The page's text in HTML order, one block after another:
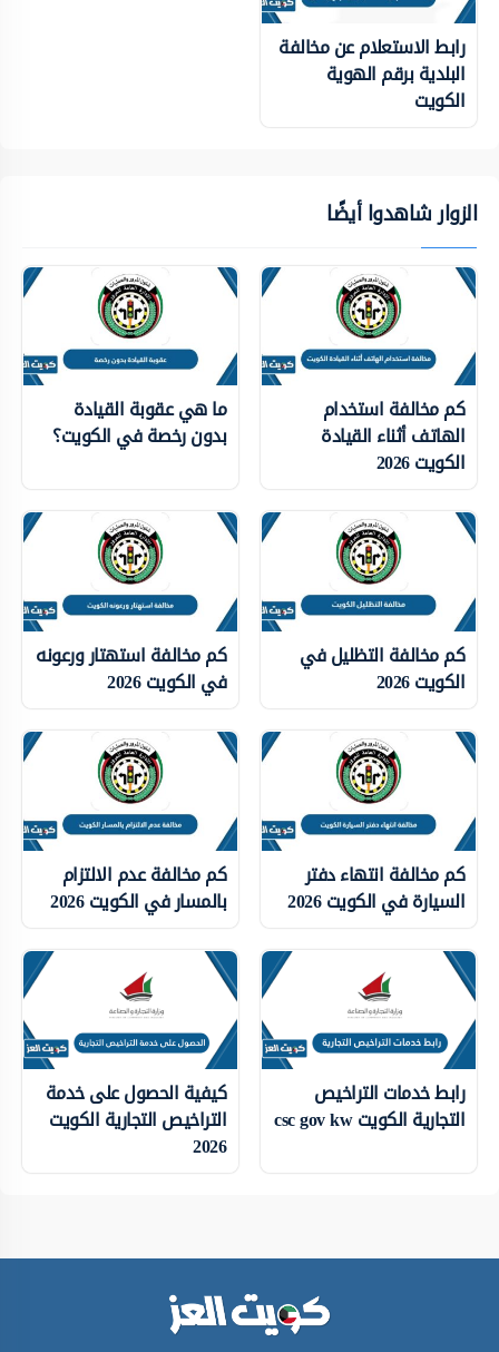
رابط الاستعلام عن مخالفة
البلدية برقم الهوية
الكويت
الزوار شاهدوا أيضًا
كم مخالفة استخدام
الهاتف أثناء القيادة
الكويت 2026
ما هي عقوبة القيادة
بدون رخصة في الكويت؟
كم مخالفة التظليل في
الكويت 2026
كم مخالفة استهتار ورعونه
في الكويت 2026
كم مخالفة انتهاء دفتر
السيارة في الكويت 2026
كم مخالفة عدم الالتزام
بالمسار في الكويت 2026
رابط خدمات التراخيص
التجارية الكويت csc gov kw
كيفية الحصول على خدمة
التراخيص التجارية الكويت
2026